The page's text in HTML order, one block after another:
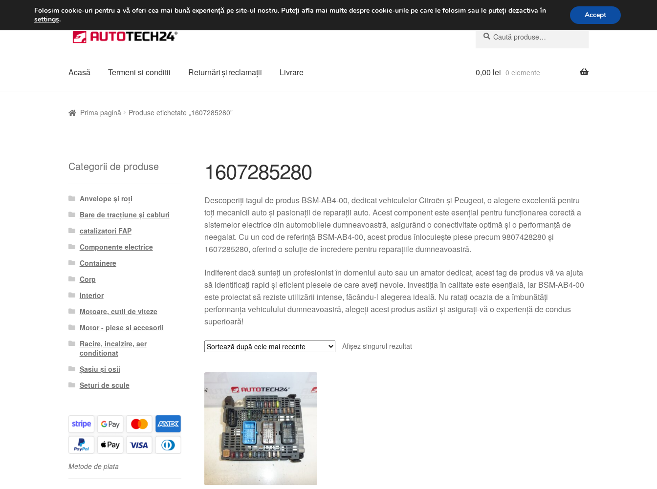
LIVRARE de la 33 lei luni-vineri 9 a.m. - 4 p.m.031 229 6816
Sari
la
Sari
la
Caută
după:
Caută
Acasă Termeni si conditii Returnări şi reclamații Livrare 0,00 lei 0 elemente
Prima pagină Produse etichetate „1607285280”
1607285280
Descoperiți tagul de produs BSM-AB4-00, dedicat vehiculelor Citroën și Peugeot, o alegere excelentă pentru
toți mecanicii auto și pasionații de reparații auto. Acest component este esențial pentru funcționarea corectă a
sistemelor electrice din automobilele dumneavoastră, asigurând o conectivitate optimă și o performanță de
neegalat. Cu un cod de referință BSM-AB4-00, acest produs înlocuiește piese precum 9807428280 și
1607285280, oferind o soluție de încredere pentru reparațiile dumneavoastră.
Indiferent dacă sunteți un profesionist în domeniul auto sau un amator dedicat, acest tag de produs vă va ajuta
să identificați rapid și eficient piesele de care aveți nevoie. Investiția în calitate este esențială, iar BSM-AB4-00
este proiectat să reziste utilizării intense, făcându-l alegerea ideală. Nu ratați ocazia de a îmbunătăți
performanța vehiculului dumneavoastră, alegeți acest produs astăzi și asigurați-vă o experiență de condus
superioară!
Afișez singurul rezultat
Categorii de produse
Anvelope și roți
Bare de tracțiune și cabluri
catalizatori FAP
Componente electrice
Containere
Corp
Interior
Motoare, cutii de viteze
Motor - piese si accesorii
Racire, incalzire, aer
conditionat
Șasiu și osii
Seturi de scule
Metode de plata
Folosim cookie-uri pentru a vă oferi cea mai bună experiență pe site-ul nostru. Puteți afla mai multe despre cookie-urile pe care le folosim sau le puteți dezactiva în
settings. Accept